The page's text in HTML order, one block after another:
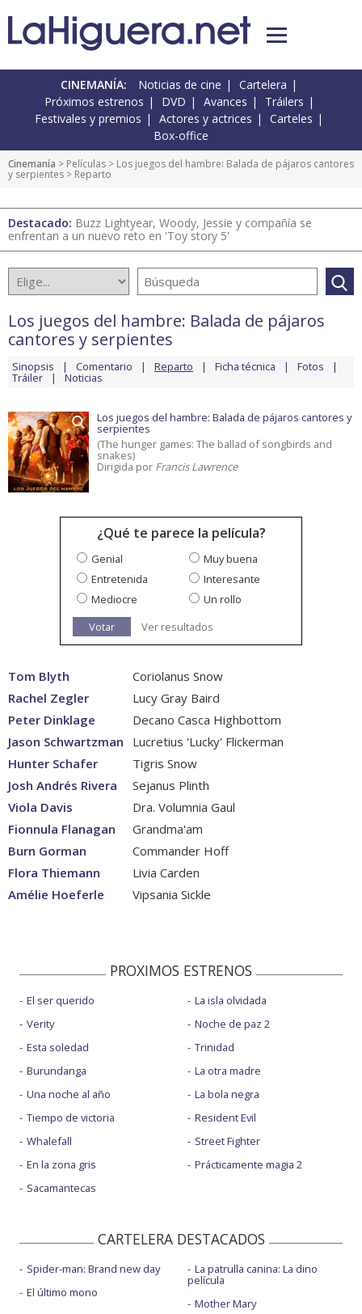
CINEMANÍA: Noticias de cine
Cartelera
Próximos estrenos
DVD Avances
Tráilers
Festivales y premios
Actores y actrices
Carteles
Box-office
Cinemanía > Películas > Los juegos del hambre: Balada de pájaros cantores
y serpientes > Reparto
Destacado: Buzz Lightyear, Woody, Jessie y compañía se
enfrentan a un nuevo reto en 'Toy story 5'
Los juegos del hambre: Balada de pájaros
cantores y serpientes
Sinopsis Comentario Reparto Ficha técnica Fotos
Tráiler Noticias
Los juegos del hambre: Balada de pájaros cantores y
serpientes
(The hunger games: The ballad of songbirds and
snakes)
Dirigida por Francis Lawrence
¿Qué te parece la película?
Genial
Muy buena
Entretenida
Interesante
Mediocre
Un rollo
Votar
Ver resultados
Tom Blyth
Coriolanus Snow
Rachel Zegler
Lucy Gray Baird
Peter Dinklage
Decano Casca Highbottom
Jason Schwartzman
Lucretius 'Lucky' Flickerman
Hunter Schafer
Tigris Snow
Josh Andrés Rivera
Sejanus Plinth
Viola Davis
Dra. Volumnia Gaul
Fionnula Flanagan
Grandma'am
Burn Gorman
Commander Hoff
Flora Thiemann
Livia Carden
Amélie Hoeferle
Vipsania Sickle
PROXIMOS ESTRENOS
El ser querido
Verity
Esta soledad
Burundanga
Una noche al año
Tiempo de victoria
Whalefall
En la zona gris
Sacamantecas
La isla olvidada
Noche de paz 2
Trinidad
La otra madre
La bola negra
Resident Evil
Street Fighter
Prácticamente magia 2
CARTELERA DESTACADOS
Spider-man: Brand new day
El último mono
La patrulla canina: La dino
película
Mother Mary